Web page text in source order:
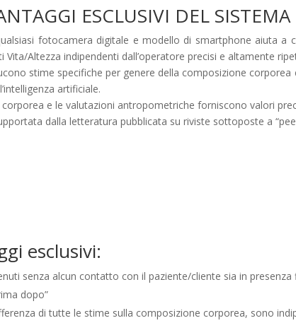
ESCLUSIVI DEL
fotocamera digitale e modello di smartphone aiuta a
Altezza indipendenti dall’operatore precisi e altamente
stime specifiche per genere della composizione
artificiale.
e le valutazioni antropometriche forniscono valori
dalla letteratura pubblicata su riviste sottoposte a
esclusivi:
senza alcun contatto con il paziente/cliente sia in
dopo”
di tutte le stime sulla composizione corporea, sono